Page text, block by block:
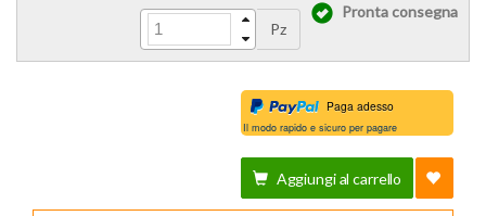
Pronta consegna
Pz
Paga adesso
Il modo rapido e sicuro per pagare
Aggiungi al carrello